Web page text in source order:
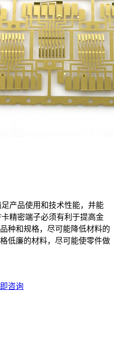
产品使用和技术性能，并能
精密端子必须有利于提高金
种和规格，尽可能降低材料的
低廉的材料，尽可能使零件做